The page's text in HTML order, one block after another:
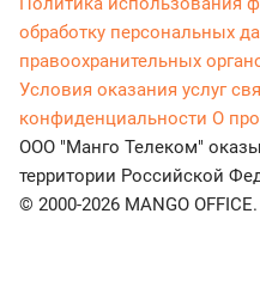
обработку персональных
правоохранительных
Условия оказания услуг
конфиденциальности О
ООО "Манго Телеком"
территории Российской
© 2000-2026 MANGO OFFICE.